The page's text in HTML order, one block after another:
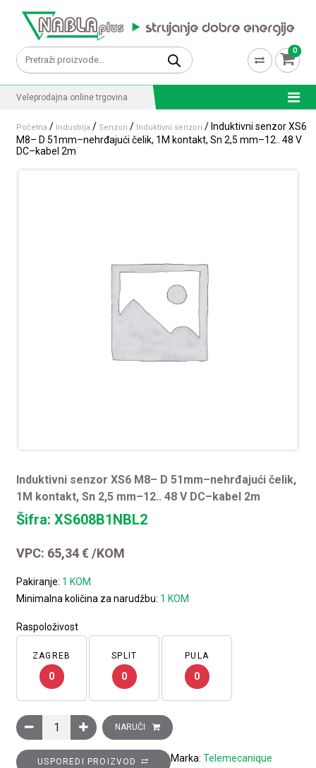
Pretraži: 0
Veleprodajna online trgovina
Početna / Industrija / Senzori / Induktivni senzori / Induktivni senzor XS6
M8– D 51mm–nehrđajući čelik, 1M kontakt, Sn 2,5 mm–12.. 48 V
DC–kabel 2m
Induktivni senzor XS6 M8– D 51mm–nehrđajući čelik,
1M kontakt, Sn 2,5 mm–12.. 48 V DC–kabel 2m
Šifra: XS608B1NBL2
VPC: 65,34€ /KOM
Pakiranje: 1 KOM
Minimalna količina za narudžbu: 1 KOM
Raspoloživost
ZAGREB
0
SPLIT
0
PULA
0
Induktivni senzor XS6 M8– D 51mm–nehrđajući čelik, 1M
NARUČI
USPOREDI PROIZVOD Marka: Telemecanique